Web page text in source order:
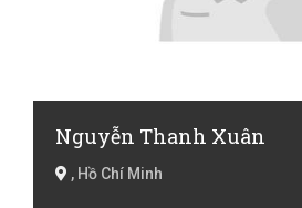
Nguyễn Thanh Xuân
, Hồ Chí Minh